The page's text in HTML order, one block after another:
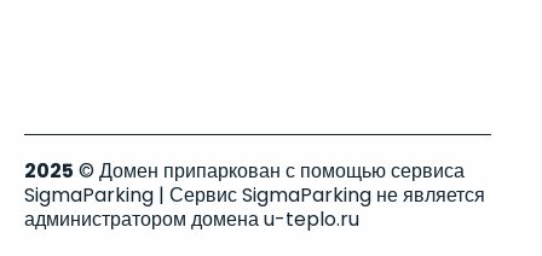
2025 © Домен припаркован с помощью сервиса
SigmaParking | Сервис SigmaParking не является
администратором домена u-teplo.ru